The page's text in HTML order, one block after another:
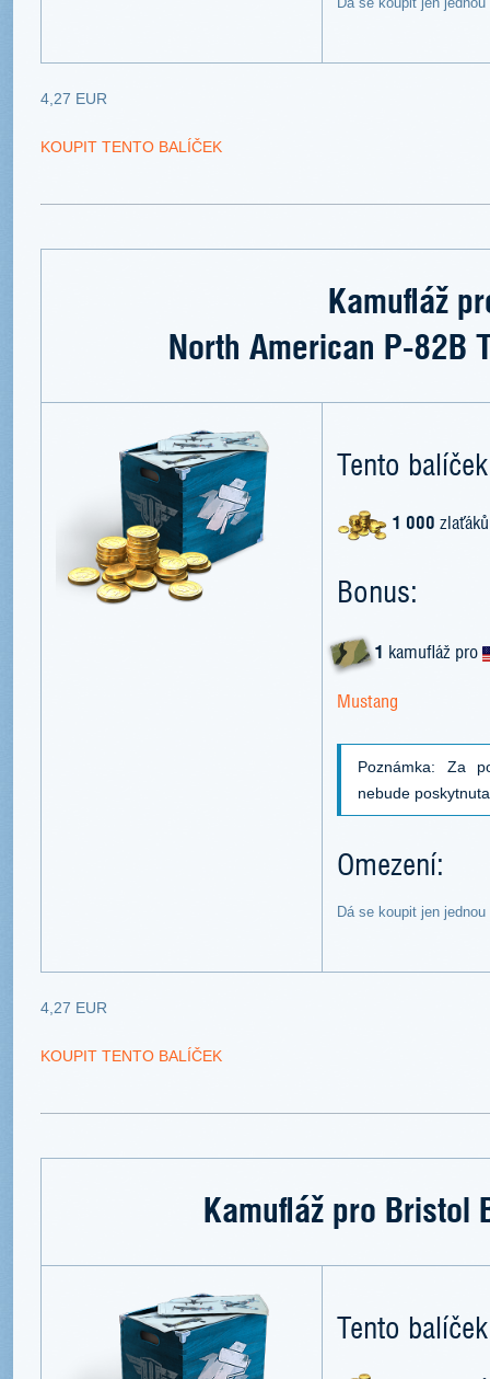
4,27 EUR
KOUPIT TENTO BALÍČEK
Kamufláž
North American P-82B
Tento
1 000 zlaťáků
Bonus:
1 kamufláž pro
Mustang
Poznámka: Za
nebude
Omezení:
Dá se koupit jen
4,27 EUR
KOUPIT TENTO BALÍČEK
Kamufláž pro Bristol
Tento